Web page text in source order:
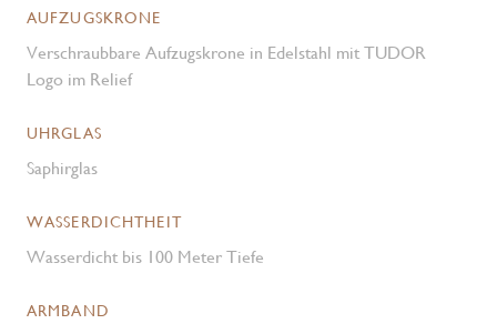
AUFZUGSKRONE
Verschraubbare Aufzugskrone in Edelstahl mit TUDOR
Logo im Relief
UHRGLAS
Saphirglas
WASSERDICHTHEIT
Wasserdicht bis 100 Meter Tiefe
ARMBAND